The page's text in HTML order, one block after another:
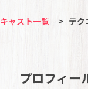
キャスト一覧 > テク
プロフィー